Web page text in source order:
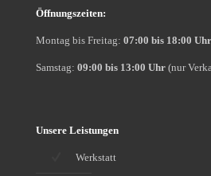
Öffnungszeiten:
Montag bis Freitag: 07:00 bis 18:00 Uhr
Samstag: 09:00 bis 13:00 Uhr (nur
Unsere Leistungen
Werkstatt